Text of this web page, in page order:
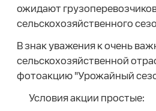
ожидают
сельскохозяйственного
В знак уважения к очень
сельскохозяйственной
фотоакцию "Урожайный
Условия акции простые: